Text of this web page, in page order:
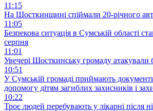
11:15
На Шосткинщині спіймали 20-річного
11:05
Безпекова ситуація в Сумській області
серпня
11:01
Увечері Шосткинську громаду атакували
10:51
У Сумській громаді приймають
допомогу дітям загиблих захисників і
10:22
Троє людей перебувають у лікарні після